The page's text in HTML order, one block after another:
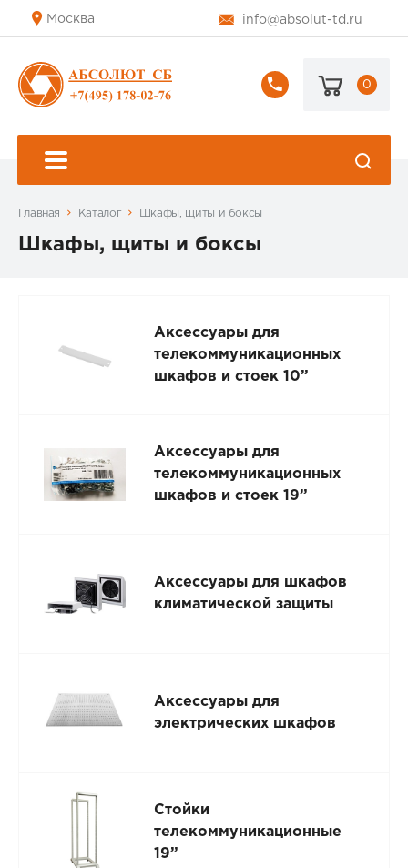
Москва info@absolut-td.ru
+7
178-
0
Главная Каталог Шкафы, щиты и боксы
Шкафы, щиты и боксы
Аксессуары для
телекоммуникационных
шкафов и стоек 10”
Аксессуары для
телекоммуникационных
шкафов и стоек 19”
Аксессуары для шкафов
климатической защиты
Аксессуары для
электрических шкафов
Стойки
телекоммуникационные
19”